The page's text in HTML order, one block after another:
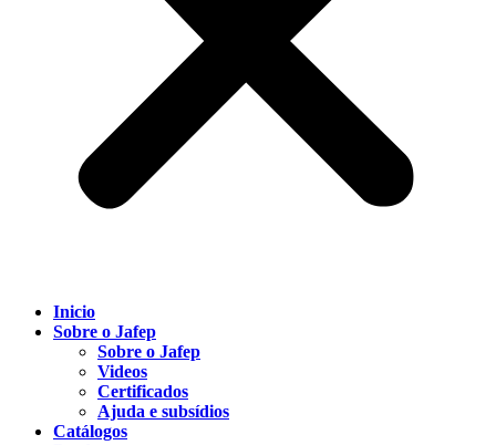
Inicio
Sobre o Jafep
Sobre o Jafep
Videos
Certificados
Ajuda e subsídios
Catálogos